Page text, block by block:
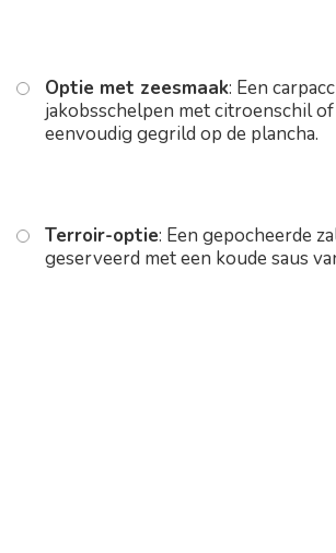
Optie met zeesmaak: Een
jakobsschelpen met citroenschil of
eenvoudig gegrild op de plancha.
Terroir-optie: Een gepocheerde
geserveerd met een koude saus